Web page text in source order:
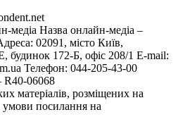
медіа Назва онлайн-медіа –
02091, місто Київ,
172-Б, офіс 208/1 E-mail:
Телефон: 044-205-43-00
R40-06068
матеріалів, розміщених на
умови посилання на